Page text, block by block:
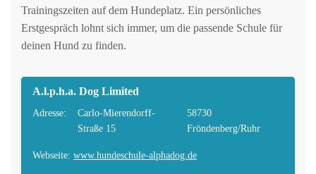
Trainingszeiten auf dem Hundeplatz. Ein persönliches
Erstgespräch lohnt sich immer, um die passende Schule für
deinen Hund zu finden.
A.l.p.h.a. Dog Limited
Adresse:
Carlo-Mierendorff-
Straße 15
58730
Fröndenberg/Ruhr
Webseite: www.hundeschule-alphadog.de